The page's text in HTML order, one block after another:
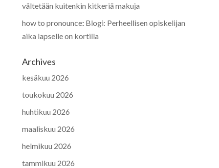
vältetään kuitenkin kitkeriä makuja
how to pronounce: Blogi: Perheellisen opiskelijan
aika lapselle on kortilla
Archives
kesäkuu 2026
toukokuu 2026
huhtikuu 2026
maaliskuu 2026
helmikuu 2026
tammikuu 2026